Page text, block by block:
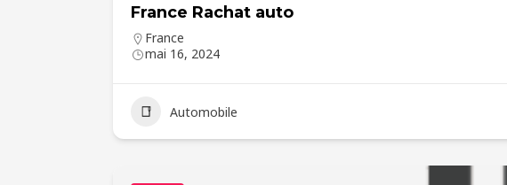
France Rachat auto
France
mai 16, 2024
Automobile